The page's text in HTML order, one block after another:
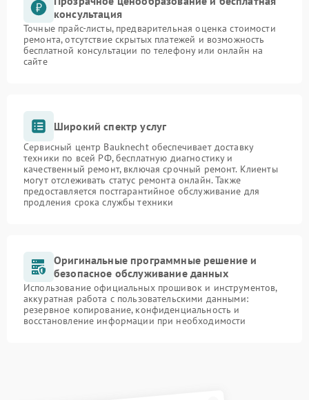
консультация
Точные прайс-листы, предварительная оценка стоимости
ремонта, отсутствие скрытых платежей и возможность
бесплатной консультации по телефону или онлайн на
сайте
Широкий спектр услуг
Сервисный центр Bauknecht обеспечивает доставку
техники по всей РФ, бесплатную диагностику и
качественный ремонт, включая срочный ремонт. Клиенты
могут отслеживать статус ремонта онлайн. Также
предоставляется постгарантийное обслуживание для
продления срока службы техники
Оригинальные программные решение и
безопасное обслуживание данных
Использование официальных прошивок и инструментов,
аккуратная работа с пользовательскими данными:
резервное копирование, конфиденциальность и
восстановление информации при необходимости